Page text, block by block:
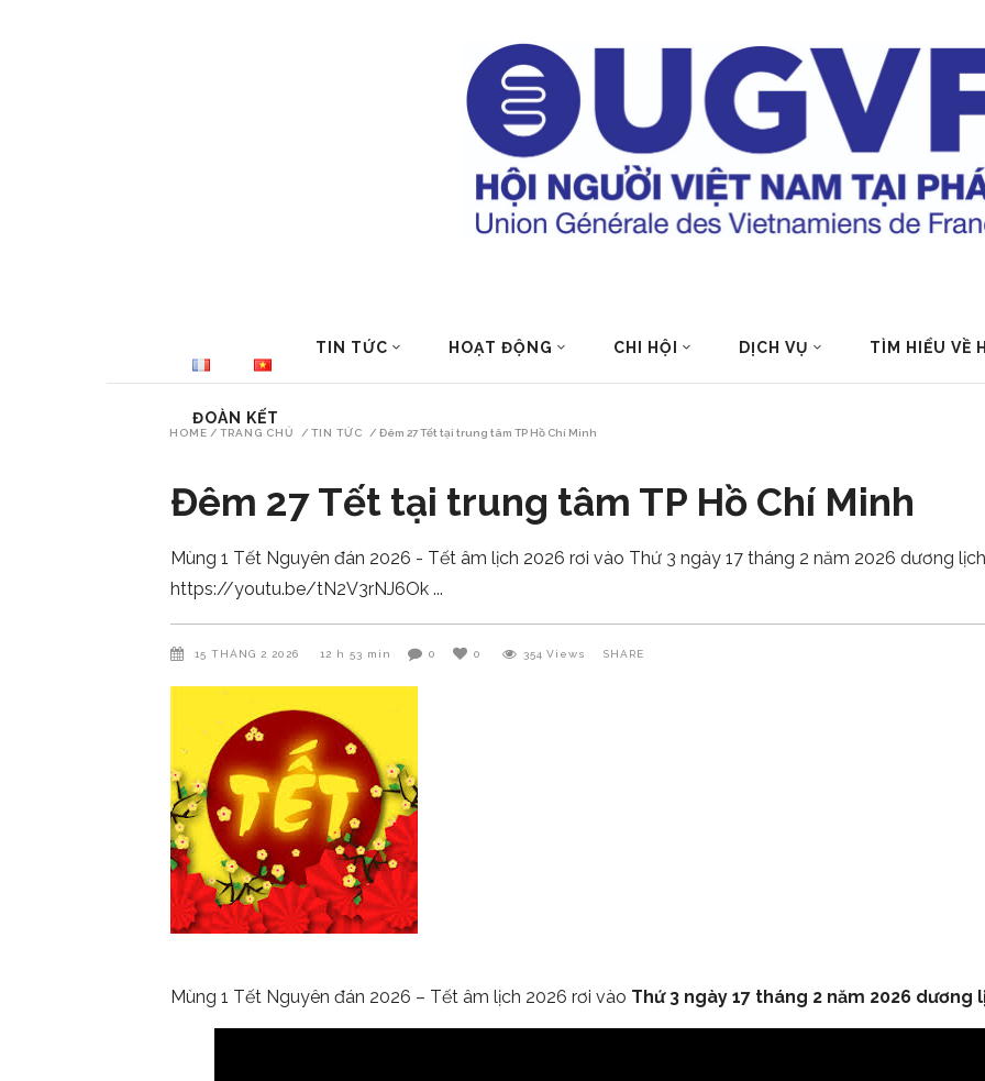
TIN TỨC HOẠT ĐỘNG CHI HỘI DỊCH VỤ TÌM HIỂU VỀ
ĐOÀN KẾT
HOME / TRANG CHỦ / TIN TỨC / Đêm 27 Tết tại trung tâm TP Hồ Chí Minh
Đêm 27 Tết tại trung tâm TP Hồ Chí Minh
Mùng 1 Tết Nguyên đán 2026 - Tết âm lịch 2026 rơi vào Thứ 3 ngày 17 tháng 2 năm 2026 dương
https://youtu.be/tN2V3rNJ6Ok
15 THÁNG 2 2026 12 h 53 min 0 0 354 Views SHARE
Mùng 1 Tết Nguyên đán 2026 – Tết âm lịch 2026 rơi vào Thứ 3 ngày 17 tháng 2 năm 2026 dương